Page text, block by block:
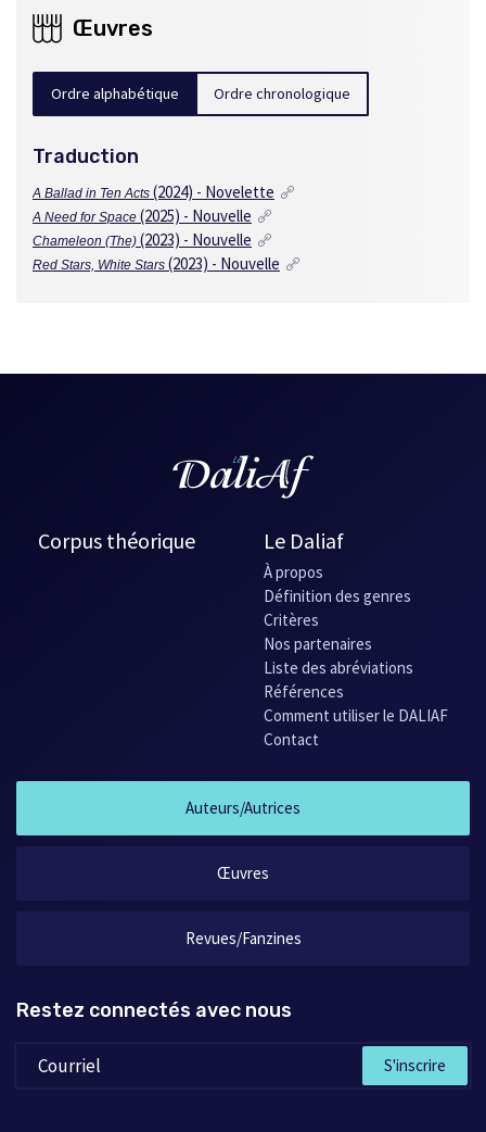
Œuvres
Ordre alphabétique Ordre chronologique
Traduction
A Ballad in Ten Acts (2024) - Novelette
A Need for Space (2025) - Nouvelle
Chameleon (The) (2023) - Nouvelle
Red Stars, White Stars (2023) - Nouvelle
Corpus théorique Le Daliaf
À propos
Définition des genres
Critères
Nos partenaires
Liste des abréviations
Références
Comment utiliser le DALIAF
Contact
Auteurs/Autrices
Œuvres
Revues/Fanzines
Restez connectés avec nous
S'inscrire